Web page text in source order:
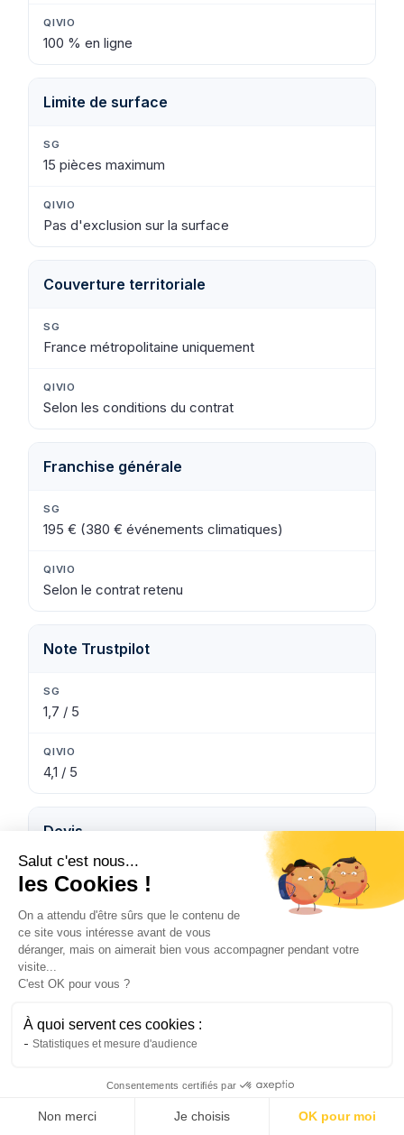
100 % en ligne
Limite de surface
15 pièces maximum
Pas d'exclusion sur la surface
Couverture territoriale
France métropolitaine uniquement
Selon les conditions du contrat
Franchise générale
195 € (380 € événements climatiques)
Selon le contrat retenu
Note Trustpilot
1,7 / 5
4,1 / 5
Devis
Sur rendez-vous conseiller ou simulation espace
client
les clients déjà bancarisés chez SG, qui
auprès du même groupe, et qui peuvent
Salut c'est nous...
les Cookies !
On a attendu d'être sûrs que le contenu de
ce site vous intéresse avant de vous
déranger, mais on aimerait bien vous accompagner pendant votre
visite...
C'est OK pour vous ?
À quoi servent ces cookies :
Statistiques et mesure d'audience
Consentements certifiés par
Non merci Je choisis OK pour moi